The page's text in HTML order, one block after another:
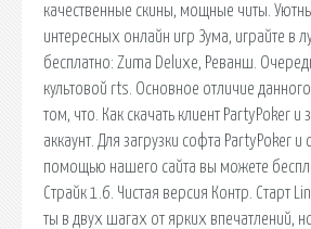
качественные скины, мощные читы.
интересных онлайн игр Зума, играйте в
бесплатно: Zuma Deluxe, Реванш.
культовой rts. Основное отличие
том, что. Как скачать клиент PartyPoker и
аккаунт. Для загрузки софта PartyPoker и
помощью нашего сайта вы можете
Страйк 1.6. Чистая версия Контр. Старт
ты в двух шагах от ярких впечатлений,